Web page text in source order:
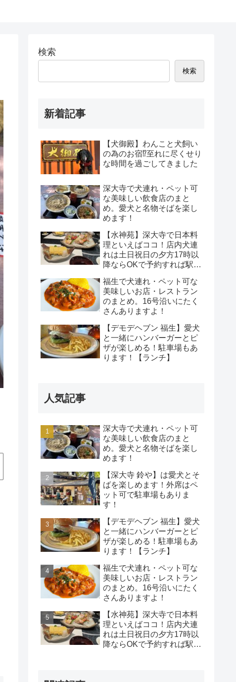
検索
検索
新着記事
【犬御殿】わんこと犬飼い
の為のお宿⁉至れに尽くせり
な時間を過ごしてきました
深大寺で犬連れ・ペット可
な美味しい飲食店のまと
め。愛犬と名物そばを楽し
めます！
【水神苑】深大寺で日本料
理といえばココ！店内犬連
れは土日祝日の夕方17時以
降ならOKで予約すれば駅か
福生で犬連れ・ペット可な
美味しいお店・レストラン
のまとめ。16号沿いにたく
さんありますよ！
【デモデヘブン 福生】愛犬
と一緒にハンバーガーとピ
ザが楽しめる！駐車場もあ
ります！【ランチ】
人気記事
深大寺で犬連れ・ペット可
な美味しい飲食店のまと
め。愛犬と名物そばを楽し
めます！
【深大寺 鈴や】は愛犬とそ
ばを楽しめます！外席はペ
ット可で駐車場もありま
す！
【デモデヘブン 福生】愛犬
と一緒にハンバーガーとピ
ザが楽しめる！駐車場もあ
ります！【ランチ】
福生で犬連れ・ペット可な
美味しいお店・レストラン
のまとめ。16号沿いにたく
さんありますよ！
【水神苑】深大寺で日本料
理といえばココ！店内犬連
れは土日祝日の夕方17時以
降ならOKで予約すれば駅か